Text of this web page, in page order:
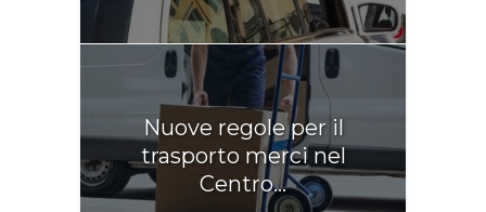
Nuove regole per il
trasporto merci nel
Centro...